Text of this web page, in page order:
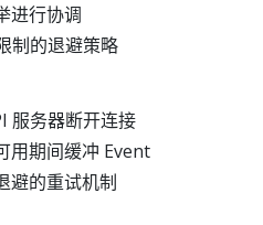
进行协调
制的退避策略
服务器断开连接
用期间缓冲 Event
避的重试机制